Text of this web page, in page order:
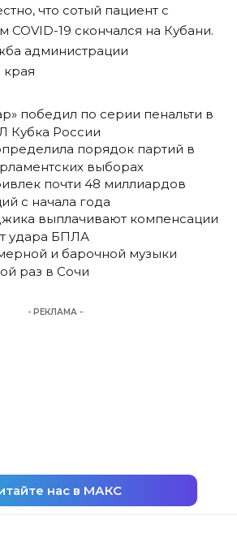
что сотый пациент с
19 скончался на Кубани.
администрации
победил по серии пенальти в
Кубка России
порядок партий в
выборах
почти 48 миллиардов
с начала года
выплачивают компенсации
удара БПЛА
и барочной музыки
раз в Сочи
- РЕКЛАМА -
нас в МАКС